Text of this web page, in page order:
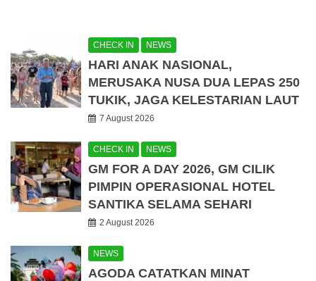
CHECK IN NEWS
HARI ANAK NASIONAL,
MERUSAKA NUSA DUA LEPAS 250
TUKIK, JAGA KELESTARIAN LAUT
7 August 2026
CHECK IN NEWS
GM FOR A DAY 2026, GM CILIK
PIMPIN OPERASIONAL HOTEL
SANTIKA SELAMA SEHARI
2 August 2026
NEWS
AGODA CATATKAN MINAT